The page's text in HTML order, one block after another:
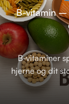
B-vitamin –
B-vitaminer
hjerne og dit